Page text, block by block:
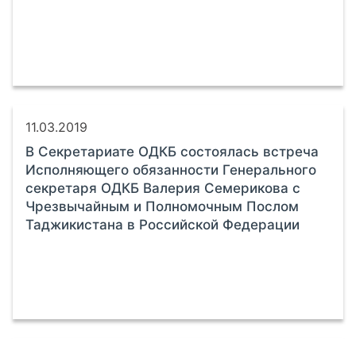
11.03.2019
В Секретариате ОДКБ состоялась встреча
Исполняющего обязанности Генерального
секретаря ОДКБ Валерия Семерикова с
Чрезвычайным и Полномочным Послом
Таджикистана в Российской Федерации